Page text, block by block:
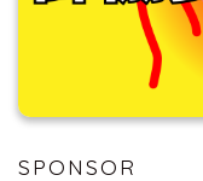
SPONSOR